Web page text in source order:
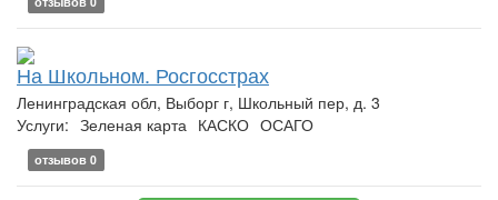
На Школьном. Росгосстрах
Ленинградская обл, Выборг г, Школьный пер, д. 3
Услуги: Зеленая карта КАСКО ОСАГО
отзывов 0